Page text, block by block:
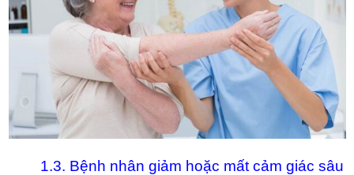
1.3. Bệnh nhân giảm hoặc mất cảm giác sâu